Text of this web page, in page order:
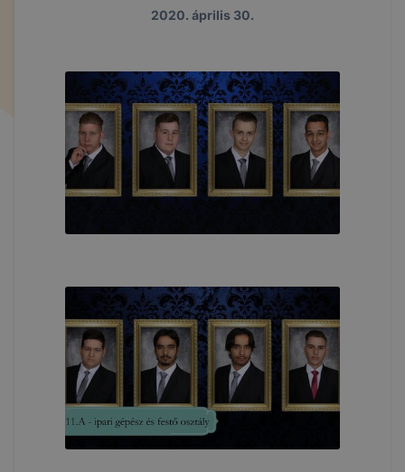
2020. április 30.
látogatás során. A cookie-k érvényességi ideje
bezárásával ezek a cookie-k automatikusan
törlődnek a számítógépéről. Ezen cookie-k
alkalmazása nélkül nem tudjuk garantálni Önnek
honlapunk használatát.
Használatot elősegítő "maradandó sütik" (persistent
cookie)
A "maradandó sütik" a honlap elhagyását követően
honlap felismeri Önt, mint visszatérő látogatót. A
„maradandó sütik” önmagukban nem hordoznak
személyes adatot és csak a kiszolgáló
adatbázisában tárolt összerendeléssel együtt
alkalmasak a felhasználó azonosítására. Ezek a
cookie-k lehetőséget biztosítanak arra, hogy
megjegyezhessük a honlapunk által felkínált
szolgáltatásokkal kapcsolatos választásait.